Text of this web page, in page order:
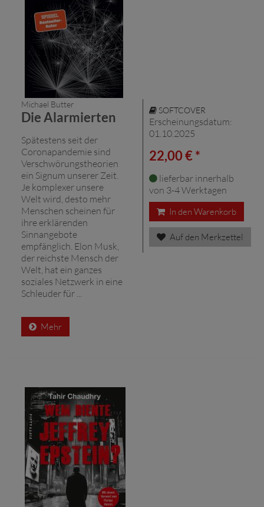
Michael Butter
Die Alarmierten
Spätestens seit der
Coronapandemie sind
Verschwörungstheorien
ein Signum unserer Zeit.
Je komplexer unsere
Welt wird, desto mehr
Menschen scheinen für
ihre erklärenden
Sinnangebote
empfänglich. Elon Musk,
der reichste Mensch der
Welt, hat ein ganzes
soziales Netzwerk in eine
Schleuder für ...
Mehr
SOFTCOVER
Erscheinungsdatum:
01.10.2025
22,00 € *
lieferbar innerhalb
von 3-4 Werktagen
In den Warenkorb
Auf den Merkzettel